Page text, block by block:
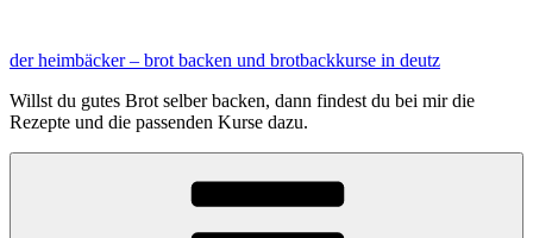
springen
der heimbäcker – brot backen und brotbackkurse in deutz
Willst du gutes Brot selber backen, dann findest du bei mir die
Rezepte und die passenden Kurse dazu.